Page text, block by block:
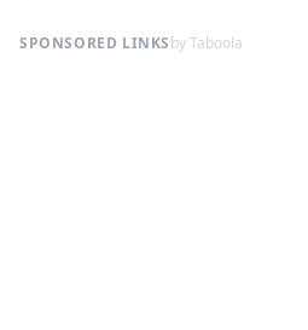
SPONSORED LINKSby Taboola